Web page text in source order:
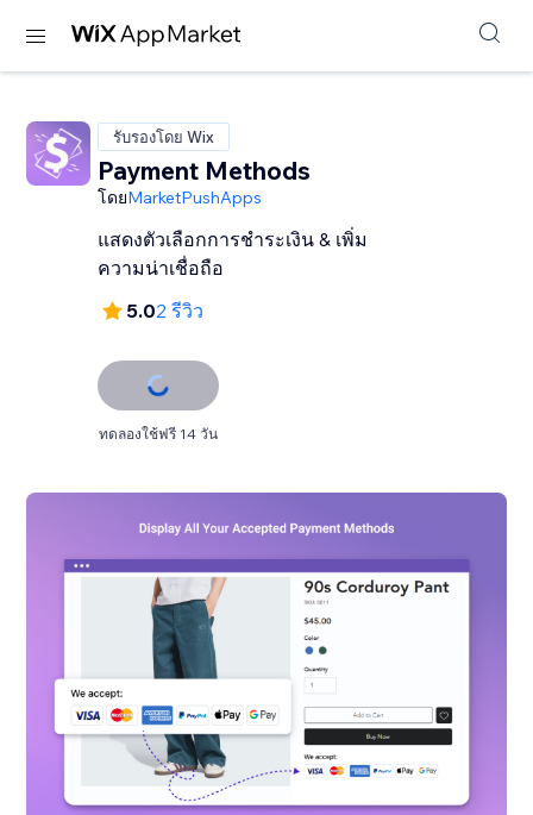
รับรองโดย Wix
Payment Methods
โดยMarketPushApps
แสดงตัวเลือกการชำระเงิน & เพิ่ม
ความน่าเชื่อถือ
5.02 รีวิว
ทดลองใช้ฟรี 14 วัน